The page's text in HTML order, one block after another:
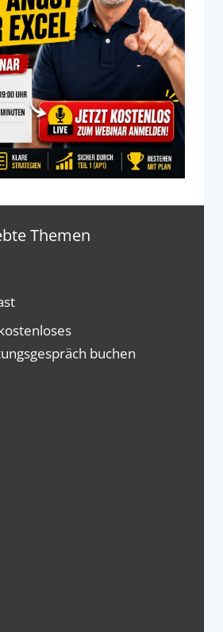
Themen
buchen